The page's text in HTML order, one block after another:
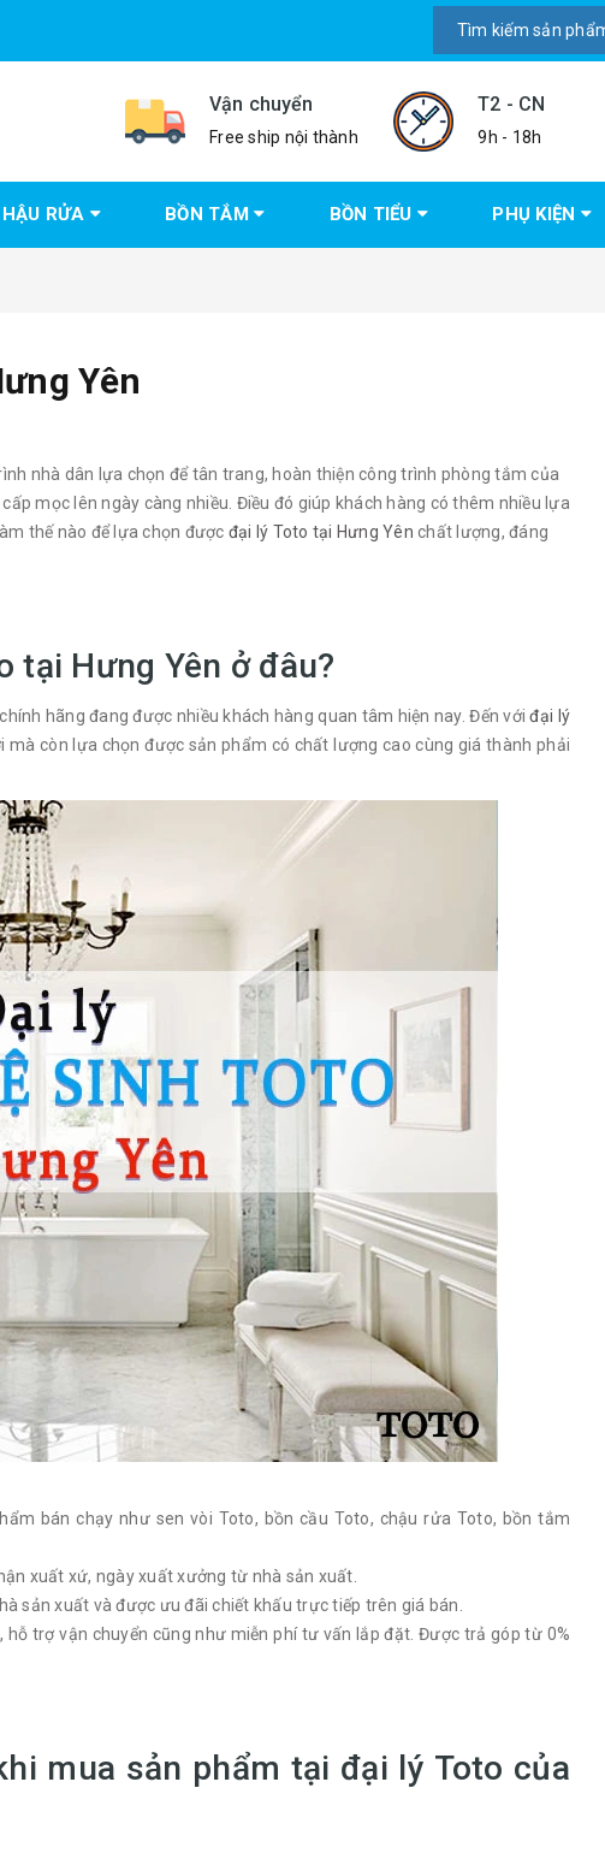
Vận chuyển
Free ship nội thành
T2 - CN
9h - 18h
RỬA BỒN TẮM BỒN TIỂU PHỤ KIỆN
Yên
nhà dân lựa chọn để tân trang, hoàn thiện công trình phòng tắm của
mọc lên ngày càng nhiều. Điều đó giúp khách hàng có thêm nhiều lựa
thế nào để lựa chọn được đại lý Toto tại Hưng Yên chất lượng, đáng
tại Hưng Yên ở đâu?
hãng đang được nhiều khách hàng quan tâm hiện nay. Đến vớiđại lý
còn lựa chọn được sản phẩm có chất lượng cao cùng giá thành phải
bán chạy như sen vòi Toto, bồn cầu Toto, chậu rửa Toto, bồn tắm
xuất xứ, ngày xuất xưởng từ nhà sản xuất.
sản xuất và được ưu đãi chiết khấu trực tiếp trên giá bán.
trợ vận chuyển cũng như miễn phí tư vấn lắp đặt. Được trả góp từ 0%
mua sản phẩm tại đại lý Toto của